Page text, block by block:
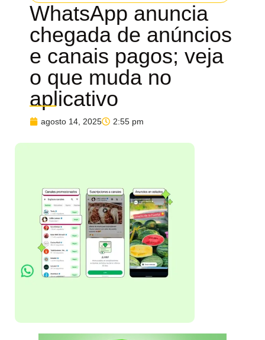
WhatsApp anuncia
chegada de anúncios
e canais pagos; veja
o que muda no
aplicativo
agosto 14, 2025 2:55 pm